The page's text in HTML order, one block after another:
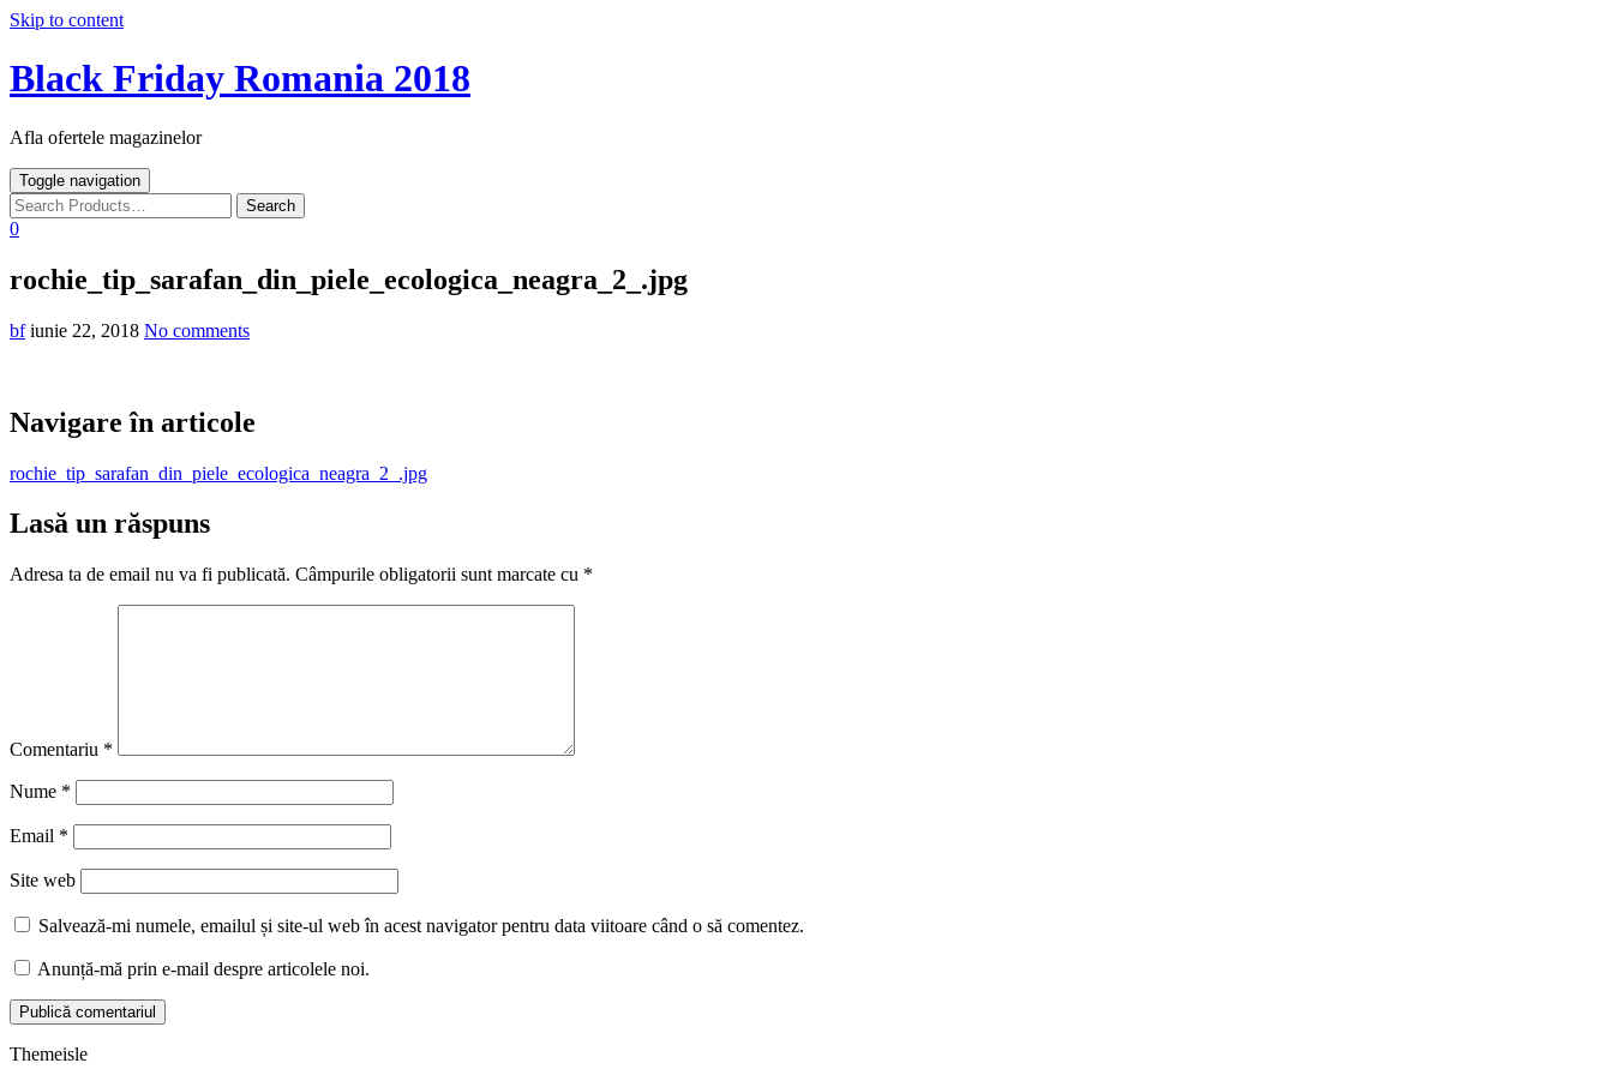
Skip to content
Black Friday Romania 2018
Afla ofertele magazinelor
Toggle navigation
0
rochie_tip_sarafan_din_piele_ecologica_neagra_2_.jpg
bf iunie 22, 2018 No comments
Navigare în articole
rochie_tip_sarafan_din_piele_ecologica_neagra_2_.jpg
Lasă un răspuns
Adresa ta de email nu va fi publicată. Câmpurile obligatorii sunt marcate cu *
Comentariu *
Nume *
Email *
Site web
Salvează-mi numele, emailul și site-ul web în acest navigator pentru data viitoare când o să comentez.
Anunță-mă prin e-mail despre articolele noi.
Themeisle